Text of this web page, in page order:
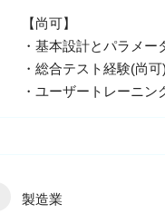
【尚可】
・基本設計とパラメー
・総合テスト経験(尚可)
・ユーザートレーニン
製造業